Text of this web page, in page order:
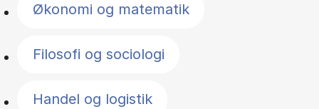
Økonomi og matematik
Filosofi og sociologi
Handel og logistik